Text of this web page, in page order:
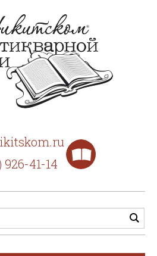
926-41-14